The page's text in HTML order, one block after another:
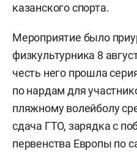
казанского спорта.
Мероприятие было
физкультурника 8
честь него прошла
по нардам для
пляжному волейболу
сдача ГТО, зарядка с
первенства Европы по